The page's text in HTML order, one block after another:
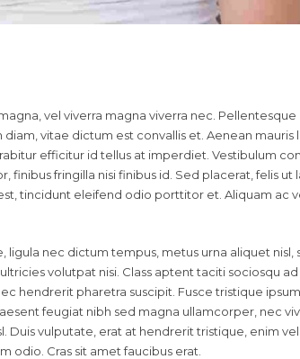
vel viverra magna viverra nec.
vitae dictum est convallis et. Aenean
efficitur id tellus at imperdiet. Vestibulum
fringilla nisi finibus id. Sed placerat, felis ut
tincidunt eleifend odio porttitor et. Aliquam ac
nec dictum tempus, metus urna aliquet nisl,
volutpat nisi. Class aptent taciti sociosqu
hendrerit pharetra suscipit. Fusce tristique
feugiat nibh sed magna ullamcorper, nec
vulputate, erat at hendrerit tristique, enim
odio. Cras sit amet faucibus erat.